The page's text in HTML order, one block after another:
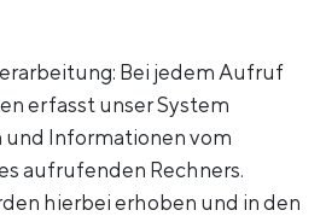
Bei jedem Aufruf
erfasst unser System
Informationen vom
aufrufenden Rechners.
hierbei erhoben und in den